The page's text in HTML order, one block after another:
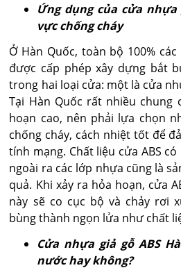
Ứng dụng của cửa
vực chống cháy
Ở Hàn Quốc, toàn bộ 100%
được cấp phép xây dựng bắt
trong hai loại cửa: một là cửa
Tại Hàn Quốc rất nhiều chung
hoạn cao, nên phải lựa chọn
chống cháy, cách nhiệt tốt để
tính mạng. Chất liệu cửa ABS
ngoài ra các lớp nhựa cũng là
quả. Khi xảy ra hỏa hoạn, cửa
này sẽ co cục bộ và chảy rơi
bùng thành ngọn lửa như chất
Cửa nhựa giả gỗ ABS
nước hay không?